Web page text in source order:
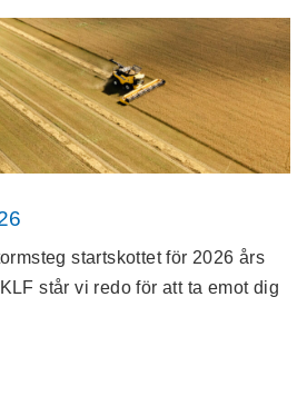
startskottet för 2026 års
står vi redo för att ta emot dig